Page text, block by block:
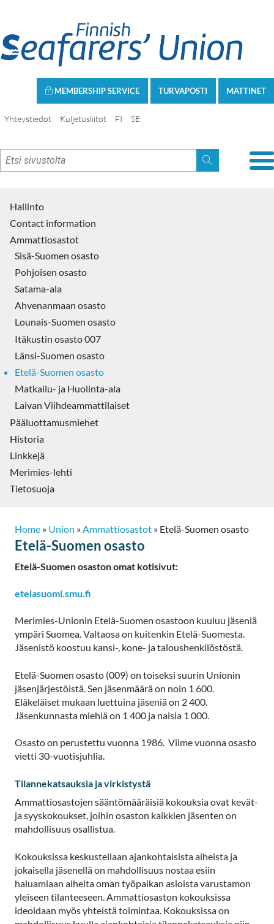
MATTINET
TURVAPOSTI
MEMBERSHIP SERVICE
Yhteystiedot Kuljetusliitot FI SE
Hallinto
Contact information
Ammattiosastot
Sisä-Suomen osasto
Pohjoisen osasto
Satama-ala
Ahvenanmaan osasto
Lounais-Suomen osasto
Itäkustin osasto 007
Länsi-Suomen osasto
Etelä-Suomen osasto
Matkailu- ja Huolinta-ala
Laivan Viihdeammattilaiset
Pääluottamusmiehet
Historia
Linkkejä
Merimies-lehti
Tietosuoja
Home » Union »Ammattiosastot » Etelä-Suomen osasto
Etelä-Suomen osasto
Etelä-Suomen osaston omat kotisivut:
etelasuomi.smu.fi
Merimies-Unionin Etelä-Suomen osastoon kuuluu jäseniä
ympäri Suomea. Valtaosa on kuitenkin Etelä-Suomesta.
Jäsenistö koostuu kansi-, kone- ja taloushenkilöstöstä.
Etelä-Suomen osasto (009) on toiseksi suurin Unionin
jäsenjärjestöistä. Sen jäsenmäärä on noin 1 600.
Eläkeläiset mukaan luettuina jäseniä on 2 400.
Jäsenkunnasta miehiä on 1 400 ja naisia 1 000.
Osasto on perustettu vuonna 1986. Viime vuonna osasto
vietti 30-vuotisjuhlia.
Tilannekatsauksia ja virkistystä
Ammattiosastojen sääntömääräisiä kokouksia ovat kevät-
ja syyskokoukset, joihin osaston kaikkien jäsenten on
mahdollisuus osallistua.
Kokouksissa keskustellaan ajankohtaisista aiheista ja
jokaisella jäsenellä on mahdollisuus nostaa esiin
haluamiaan aiheita oman työpaikan asioista varustamon
yleiseen tilanteeseen. Ammattiosaston kokouksissa
ideoidaan myös yhteistä toimintaa. Kokouksissa on